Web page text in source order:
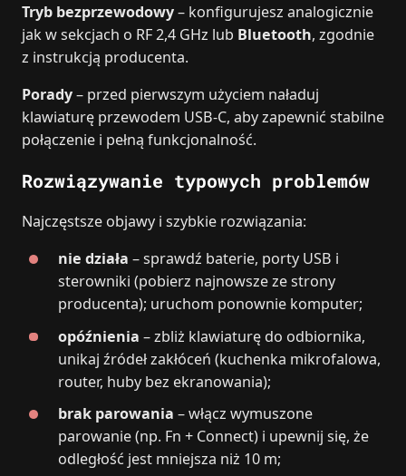
Tryb bezprzewodowy– konfigurujesz analogicznie
jak w sekcjach o RF 2,4 GHz lub Bluetooth, zgodnie
z instrukcją producenta.
Porady– przed pierwszym użyciem naładuj
klawiaturę przewodem USB‑C, aby zapewnić stabilne
połączenie i pełną funkcjonalność.
Rozwiązywanie typowych problemów
Najczęstsze objawy i szybkie rozwiązania:
nie działa – sprawdź baterie, porty USB i
sterowniki (pobierz najnowsze ze strony
producenta); uruchom ponownie komputer;
opóźnienia – zbliż klawiaturę do odbiornika,
unikaj źródeł zakłóceń (kuchenka mikrofalowa,
router, huby bez ekranowania);
brak parowania – włącz wymuszone
parowanie (np. Fn + Connect) i upewnij się, że
odległość jest mniejsza niż 10 m;